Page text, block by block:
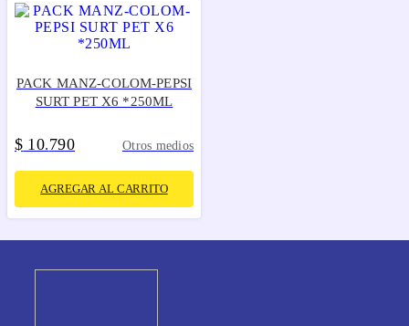
PACK MANZ-COLOM-PEPSI
SURT PET X6 *250ML
$ 10.790 Otros medios
AGREGAR AL CARRITO